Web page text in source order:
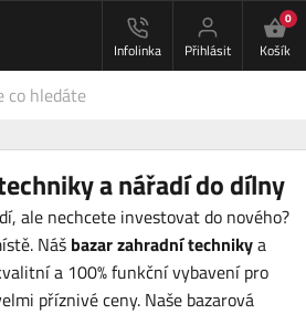
Infolinka Přihlásit
0
Košík
a nářadí do dílny
ale nechcete investovat do nového?
Náš bazar zahradní technikya
a 100% funkční vybavení pro
příznivé ceny. Naše bazarová